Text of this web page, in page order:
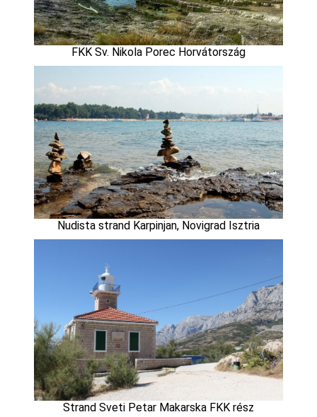
FKK Sv. Nikola Porec Horvátország
Nudista strand Karpinjan, Novigrad Isztria
Strand Sveti Petar Makarska FKK rész